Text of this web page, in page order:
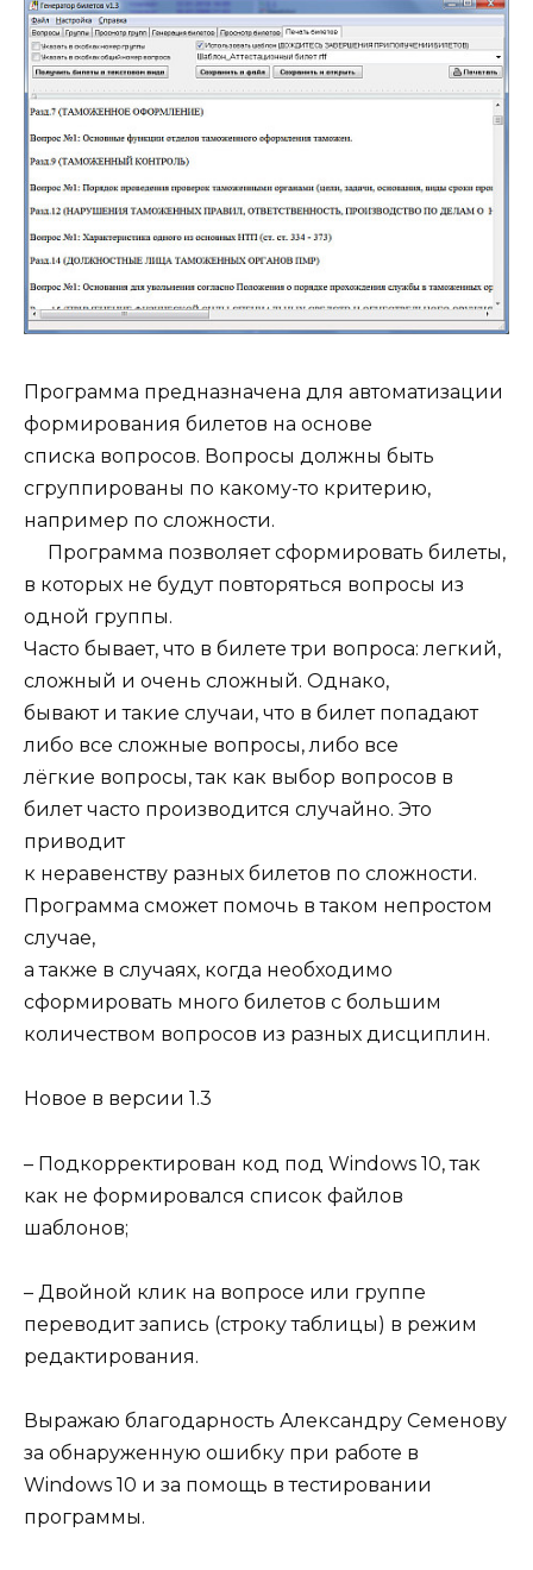
Программа предназначена для автоматизации
формирования билетов на основе
списка вопросов. Вопросы должны быть
сгруппированы по какому-то критерию,
например по сложности.
Программа позволяет сформировать билеты,
в которых не будут повторяться вопросы из
одной группы.
Часто бывает, что в билете три вопроса: легкий,
сложный и очень сложный. Однако,
бывают и такие случаи, что в билет попадают
либо все сложные вопросы, либо все
лёгкие вопросы, так как выбор вопросов в
билет часто производится случайно. Это
приводит
к неравенству разных билетов по сложности.
Программа сможет помочь в таком непростом
случае,
а также в случаях, когда необходимо
сформировать много билетов с большим
количеством вопросов из разных дисциплин.
Новое в версии 1.3
– Подкорректирован код под Windows 10, так
как не формировался список файлов
шаблонов;
– Двойной клик на вопросе или группе
переводит запись (строку таблицы) в режим
редактирования.
Выражаю благодарность Александру Семенову
за обнаруженную ошибку при работе в
Windows 10 и за помощь в тестировании
программы.